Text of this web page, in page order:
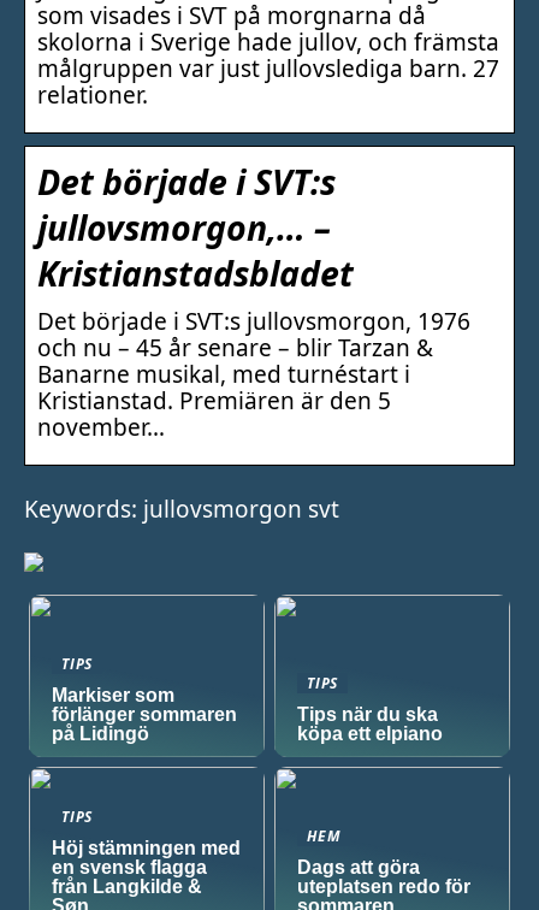
som visades i SVT på morgnarna då
skolorna i Sverige hade jullov, och främsta
målgruppen var just jullovslediga barn. 27
relationer.
Det började i SVT:s
jullovsmorgon,… –
Kristianstadsbladet
Det började i SVT:s jullovsmorgon, 1976
och nu – 45 år senare – blir Tarzan &
Banarne musikal, med turnéstart i
Kristianstad. Premiären är den 5
november…
Keywords: jullovsmorgon svt
TIPS
Markiser som
förlänger sommaren
på Lidingö
TIPS
Tips när du ska
köpa ett elpiano
TIPS
Höj stämningen med
en svensk flagga
från Langkilde &
HEM
Dags att göra
uteplatsen redo för